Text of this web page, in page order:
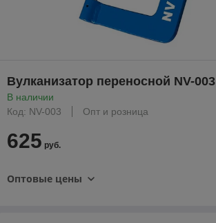
Вулканизатор переносной NV-003
В наличии
Код: NV-003
Опт и розница
625 руб.
Оптовые цены